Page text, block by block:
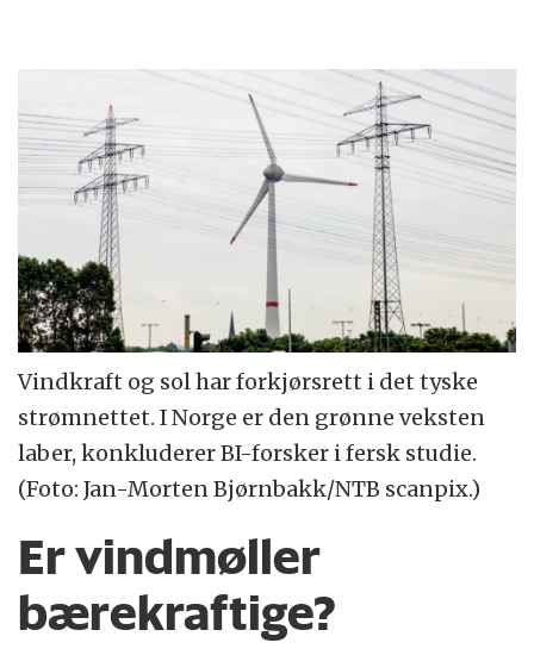
Vindkraft og sol har forkjørsrett i det tyske
strømnettet. I Norge er den grønne veksten
laber, konkluderer BI-forsker i fersk studie.
(Foto: Jan-Morten Bjørnbakk/NTB scanpix.)
Er vindmøller
bærekraftige?